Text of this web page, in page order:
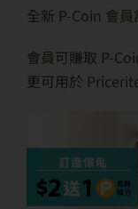
全新 P-Coin 會員
會員可賺取 P-
更可用於